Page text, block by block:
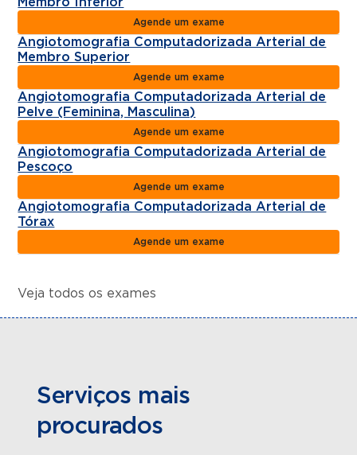
Agende um exame
Angiotomografia Computadorizada Arterial de
Membro Superior
Agende um exame
Angiotomografia Computadorizada Arterial de
Pelve (Feminina, Masculina)
Agende um exame
Angiotomografia Computadorizada Arterial de
Pescoço
Agende um exame
Angiotomografia Computadorizada Arterial de
Tórax
Agende um exame
Veja todos os exames
Serviços mais
procurados